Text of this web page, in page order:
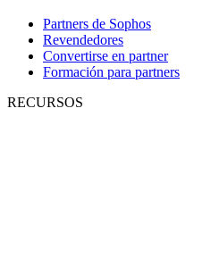
Partners de Sophos
Revendedores
Convertirse en partner
Formación para partners
RECURSOS